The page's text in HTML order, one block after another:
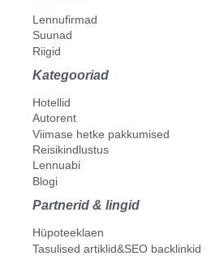
Lennufirmad
Suunad
Riigid
Kategooriad
Hotellid
Autorent
Viimase hetke pakkumised
Reisikindlustus
Lennuabi
Blogi
Partnerid & lingid
Hüpoteeklaen
Tasulised artiklid&SEO backlinkid